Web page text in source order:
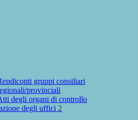
gruppi consiliari
provinciali
degli organi di controllo
degli uffici 2